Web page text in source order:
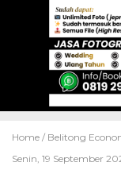
Home / Belitong
Senin, 19 September